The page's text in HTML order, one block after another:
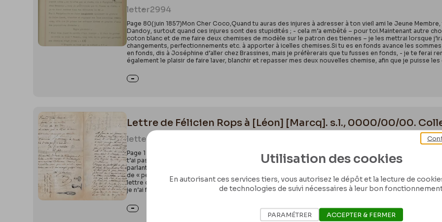
letter2994
Page 80(juin 1857)Mon Cher Coco,Quand tu auras des injures à adresser à ton vieil ami le Jeune
Dandoy, surtout quand ces injures sont des stupidités ; - cela m’a embêté – pour toi.Maintenant autre
coton blanc et de me faire deux chemises de modèle sur le patron des tiennes – je les mettrai lorsque
changements, perfectionnements etc. à apporter à icelles chemises.Si tu es en fonds avance les
en fonds, dis à Joséphine d’aller chez Brassines, mais je préfèrerais que tu fusses en fonds, - je te ferai
également le plaisir de faire laver, blanchir et repasser mes deux nouvelles chemise, afin que je puisse
Lettre de Félicien Rops à [Léon] [Marcq]. s.l., 0000/00/00.
letter
Page 1 Recto : 1Mercredi SalquinJeudi SalquinRue Ludustace 51À force de me promener sur Mettet Scry
t’ai pas répondu de suite parce que tu sais que mes principes en fait d’art épistolaire s’opposent à ce
parlant à ta personne » comme dirait le Sicambre convenir avec toi du jour, de l’heure, du menu, des
de « petite fête de famille » puisque tu connais les organisateurs du banquet Crocodilien dis-leur que le
lettre d’invitation, ni carte ni quoi que ce soit qui ait l’air d’une invitation, sans cela j’y aurais bien
je n’ai fait que paraître, le temps d’aller à la noce Émile Rops-Capdeville et de donner à ces Russes une
Utilisation des cookies
En autorisant ces services tiers, vous autorisez le dépôt et la lecture de
de technologies de suivi nécessaires à leur bon
PARAMÉTRER ACCEPTER & FERMER